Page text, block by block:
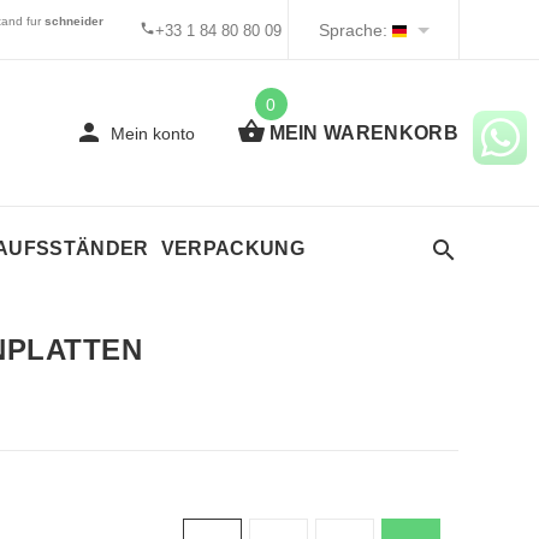
+33 1 84 80 80 09
fur schneider Sprache:
Mein konto
0
MEIN WARENKORB
VERPACKUNG